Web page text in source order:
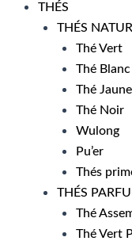
THÉS
THÉS
Thé Vert
Thé Blanc
Thé Jaune
Thé Noir
Wulong
Pu’er
Thés
THÉS
Thé
Thé Vert